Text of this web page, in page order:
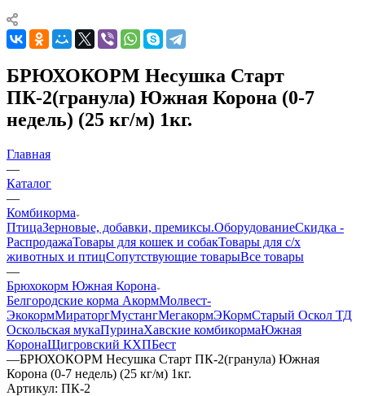
БРЮХОКОРМ Несушка Старт
ПК-2(гранула) Южная Корона (0-7
недель) (25 кг/м) 1кг.
Главная
—
Каталог
—
Комбикорма
ПтицаЗерновые, добавки, премиксы.ОборудованиеСкидка -
РаспродажаТовары для кошек и собакТовары для с/х
животных и птицСопутствующие товарыВсе товары
—
Брюхокорм Южная Корона
Белгородские корма АкормМолвест-
ЭкокормМираторгМустангМегакормЭКормСтарый Оскол ТД
Оскольская мукаПуринаХавские комбикормаЮжная
КоронаЩигровский КХПБест
—БРЮХОКОРМ Несушка Старт ПК-2(гранула) Южная
Корона (0-7 недель) (25 кг/м) 1кг.
Артикул: ПК-2